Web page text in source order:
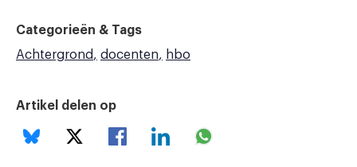
Categorieën & Tags
Achtergrond
docenten hbo
Artikel delen op